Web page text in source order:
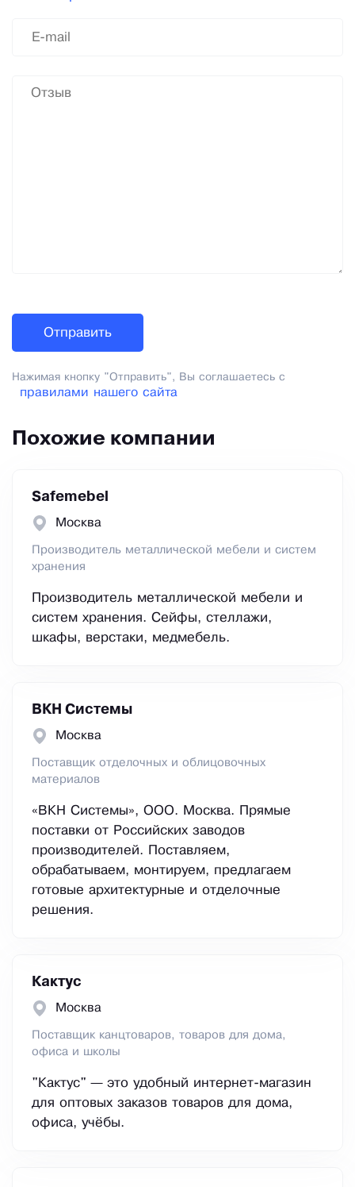
Нажимая кнопку "Отправить", Вы соглашаетесь с
правилами нашего сайта
Похожие компании
Safemebel
Москва
Производитель металлической мебели и систем
хранения
Производитель металлической мебели и
систем хранения. Сейфы, стеллажи,
шкафы, верстаки, медмебель.
ВКН Системы
Москва
Поставщик отделочных и облицовочных
материалов
«ВКН Системы», ООО. Москва. Прямые
поставки от Российских заводов
производителей. Поставляем,
обрабатываем, монтируем, предлагаем
готовые архитектурные и отделочные
решения.
Кактус
Москва
Поставщик канцтоваров, товаров для дома,
офиса и школы
"Кактус" — это удобный интернет-магазин
для оптовых заказов товаров для дома,
офиса, учёбы.